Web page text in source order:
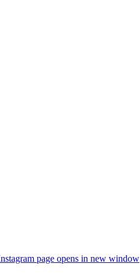
page opens in new window